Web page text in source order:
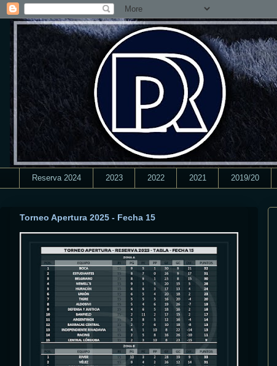
Reserva 2024 2023 2022 2021 2019/20
Torneo Apertura 2025 - Fecha 15